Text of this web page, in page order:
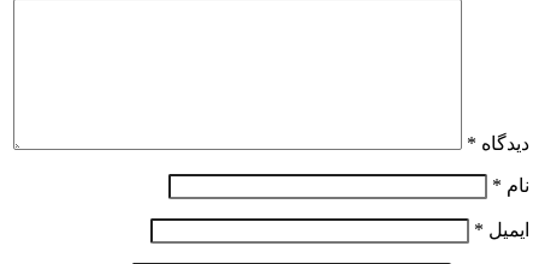
دیدگاه *
نام *
ایمیل *